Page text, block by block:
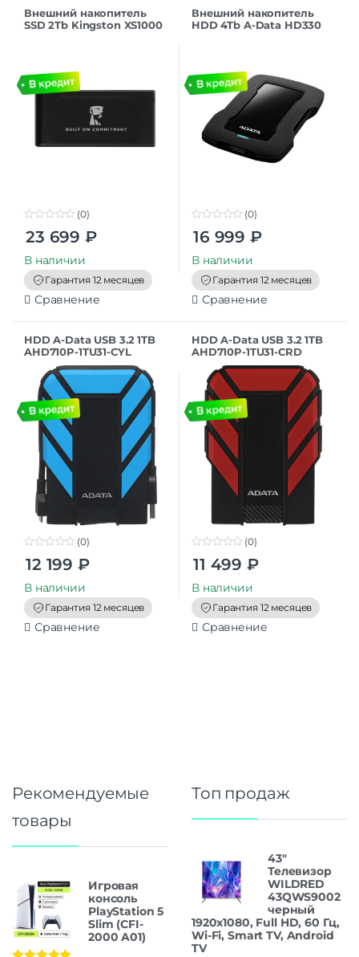
Внешний накопитель
SSD 2Tb Kingston XS1000
o
t
o
f
5
(0)
23 699 ₽
В наличии
Гарантия 12 месяцев
Сравнение
Внешний накопитель
HDD 4Tb A-Data HD330
t
o
f
5
(0)
16 999 ₽
В наличии
Гарантия 12 месяцев
Сравнение
HDD A-Data USB 3.2 1TB
AHD710P-1TU31-CYL
HD710Pro DashDrive
Durable 2.5″ синий
t
o
f
5
(0)
12 199 ₽
В наличии
Гарантия 12 месяцев
Сравнение
HDD A-Data USB 3.2 1TB
AHD710P-1TU31-CRD
HD710Pro DashDrive
Durable 2.5″ красный
t
o
f
5
(0)
11 499 ₽
В наличии
Гарантия 12 месяцев
Сравнение
Рекомендуемые
товары
Игровая
консоль
PlayStation 5
Slim (CFI-
2000 A01)
Топ продаж
43"
Телевизор
WILDRED
43QWS9002
черный
1920x1080, Full HD, 60 Гц,
Wi-Fi, Smart TV, Android
TV